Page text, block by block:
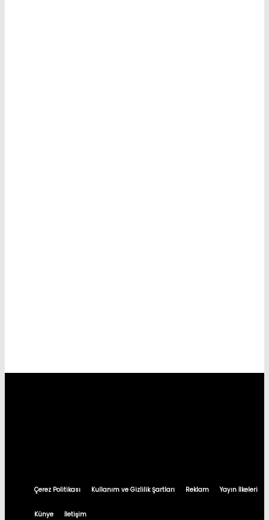
Çerez Politikası Kullanım ve Gizlilik Şartları Reklam Yayın İlkeleri
Künye İletişim